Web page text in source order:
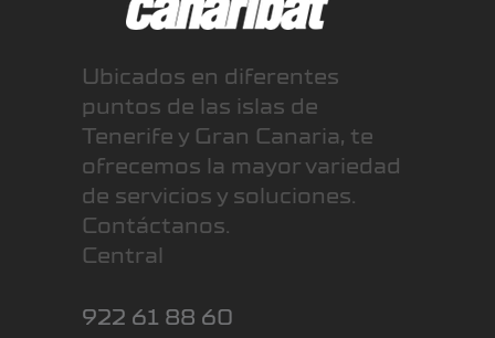
Ubicados en diferentes
puntos de las islas de
Tenerife y Gran Canaria, te
ofrecemos la mayor variedad
de servicios y soluciones.
Contáctanos.
Central
922 61 88 60